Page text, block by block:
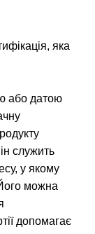
яка
або датою
служить
у якому
можна
допомагає